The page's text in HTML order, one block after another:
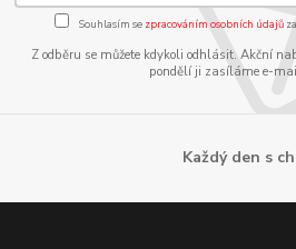
Souhlasím se zpracováním osobních údajů
Z odběru se můžete kdykoli odhlásit. Akční
pondělí ji zasíláme e-
Každý den s